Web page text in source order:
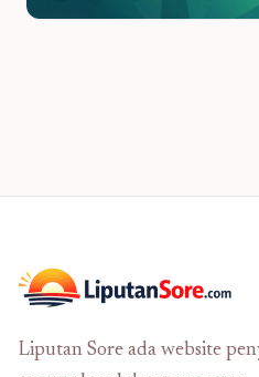
Liputan Sore ada website